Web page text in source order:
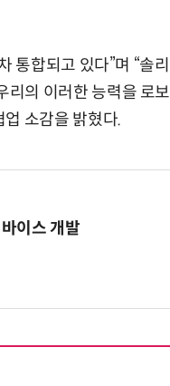
통합되고 있다”며 “솔리
리의 이러한 능력을 로보
소감을 밝혔다.
이스 개발